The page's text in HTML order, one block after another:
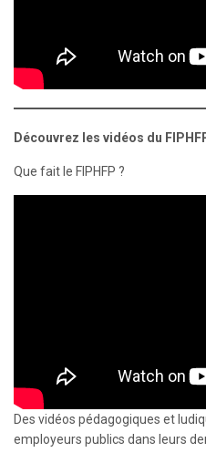
Découvrez les vidéos du
Que fait le FIPHFP ?
Des vidéos pédagogiques et
employeurs publics dans leurs